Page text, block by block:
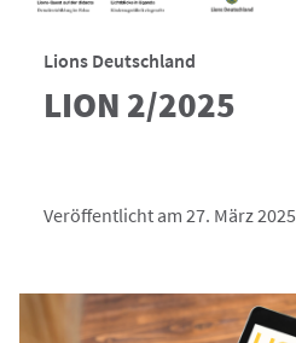
Lions Deutschland
LION 2/2025
Veröffentlicht am 27. März 2025